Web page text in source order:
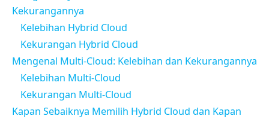
Kekurangannya
Kelebihan Hybrid Cloud
Kekurangan Hybrid Cloud
Mengenal Multi-Cloud: Kelebihan dan Kekurangannya
Kelebihan Multi-Cloud
Kekurangan Multi-Cloud
Kapan Sebaiknya Memilih Hybrid Cloud dan Kapan